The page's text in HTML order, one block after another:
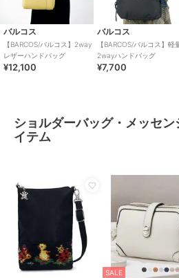
商品のお取り扱い
原産国 中国
バルコス
【BARCOS/バルコス】2way
レザーハンドバッグ
¥12,100
バルコス
【BARCOS/バルコス】軽
2wayハンドバッグ
¥7,700
ショルダーバッグ・メッセ
イテム
SALE